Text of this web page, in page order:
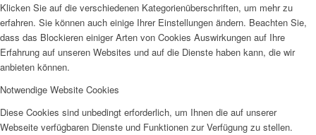
Klicken Sie auf die verschiedenen Kategorienüberschriften, um mehr zu
erfahren. Sie können auch einige Ihrer Einstellungen ändern. Beachten Sie,
dass das Blockieren einiger Arten von Cookies Auswirkungen auf Ihre
Erfahrung auf unseren Websites und auf die Dienste haben kann, die wir
anbieten können.
Notwendige Website Cookies
Diese Cookies sind unbedingt erforderlich, um Ihnen die auf unserer
Webseite verfügbaren Dienste und Funktionen zur Verfügung zu stellen.